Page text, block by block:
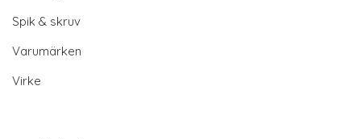
Spik & skruv
Varumärken
Virke